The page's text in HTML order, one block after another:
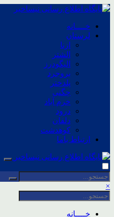
خــــانه
لرستان
ازنا
الشتر
الیگودرز
بروجرد
پلدختر
چگنی
خرم آباد
درود
دلفان
کوهدشت
ارتباط باما
×
خــــانه